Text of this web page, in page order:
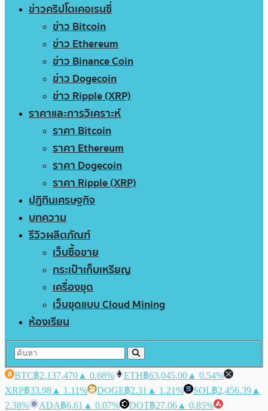
ข่าวคริปโตเคอเรนซี่
ข่าว Bitcoin
ข่าว Ethereum
ข่าว Binance Coin
ข่าว Dogecoin
ข่าว Ripple (XRP)
ราคาและการวิเคราะห์
ราคา Bitcoin
ราคา Ethereum
ราคา Dogecoin
ราคา Ripple (XRP)
ปฏิทินเศรษฐกิจ
บทความ
รีวิวผลิตภัณฑ์
เว็บซื้อขาย
กระเป๋าเก็บเหรียญ
เครื่องขุด
เว็บขุดแบบ Cloud Mining
ห้องเรียน
BTC฿2,137,470 ▲ 0.68% ETH฿63,045.00 ▲ 0.54%
XRP฿33.98 ▲ 1.11% DOGE฿2.31 ▲ 1.21% SOL฿2,456.39 ▲
2.38%
ADA฿6.61 ▲ 0.07% DOT฿27.06 ▲ 0.85%